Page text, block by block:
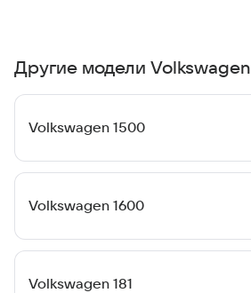
Другие модели Volkswagen
Volkswagen 1500
Volkswagen 1600
Volkswagen 181